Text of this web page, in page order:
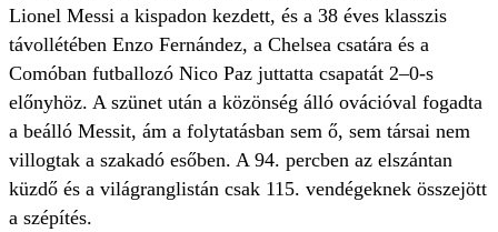
Lionel Messi a kispadon kezdett, és a 38 éves klasszis
távollétében Enzo Fernández, a Chelsea csatára és a
Comóban futballozó Nico Paz juttatta csapatát 2–0-s
előnyhöz. A szünet után a közönség álló ovációval fogadta
a beálló Messit, ám a folytatásban sem ő, sem társai nem
villogtak a szakadó esőben. A 94. percben az elszántan
küzdő és a világranglistán csak 115. vendégeknek összejött
a szépítés.